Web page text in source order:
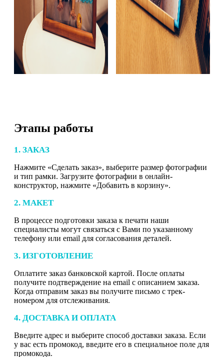
Этапы работы
1. ЗАКАЗ
Нажмите «Сделать заказ», выберите размер фотографии
и тип рамки. Загрузите фотографии в онлайн-
конструктор, нажмите «Добавить в корзину».
2. МАКЕТ
В процессе подготовки заказа к печати наши
специалисты могут связаться с Вами по указанному
телефону или email для согласования деталей.
3. ИЗГОТОВЛЕНИЕ
Оплатите заказ банковской картой. После оплаты
получите подтверждение на email с описанием заказа.
Когда отправим заказ вы получите письмо с трек-
номером для отслеживания.
4. ДОСТАВКА И ОПЛАТА
Введите адрес и выберите способ доставки заказа. Если
у вас есть промокод, введите его в специальное поле для
промокода.